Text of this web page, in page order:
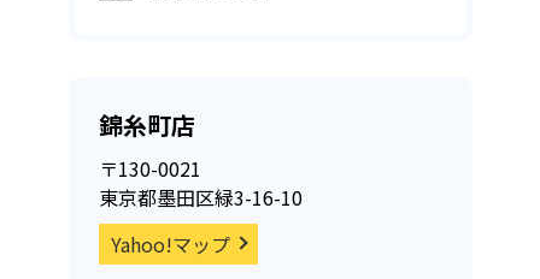
錦糸町店
〒130-0021
東京都墨田区緑3-16-10
Yahoo!マップ